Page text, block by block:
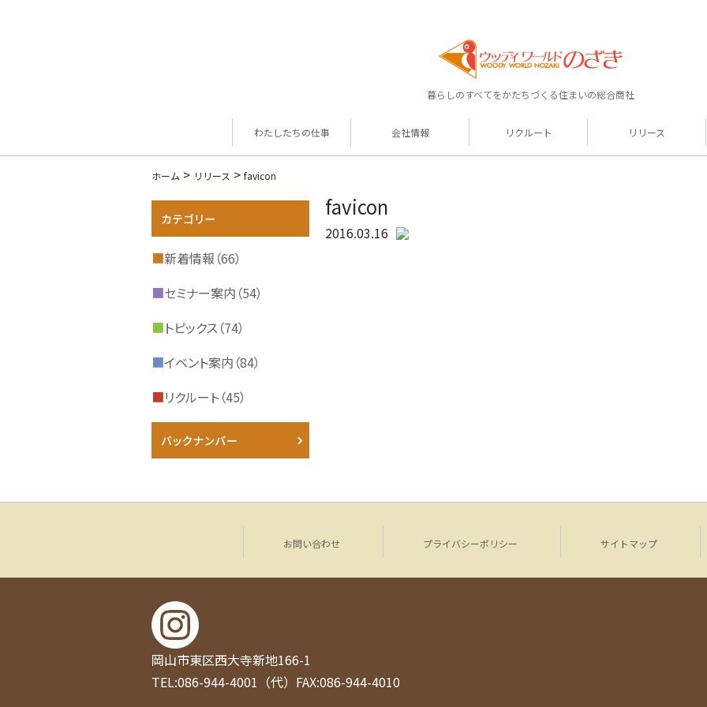
暮らしのすべてをかたちづくる住まいの総合商社
わたしたちの仕事 会社情報 リクルート リリース
ホーム > リリース > favicon
favicon
2016.03.16
■新着情報（66）
■セミナー案内（54）
■トピックス（74）
■イベント案内（84）
■リクルート（45）
お問い合わせ プライバシーポリシー サイトマップ
岡山市東区西大寺新地166-1
TEL:086-944-4001（代） FAX:086-944-4010